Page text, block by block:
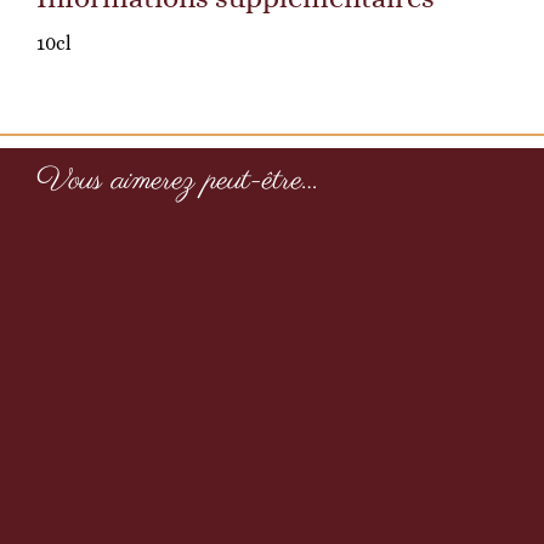
10cl
Vous aimerez peut-être…